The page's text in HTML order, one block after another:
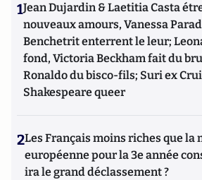
1Jean Dujardin & Laetitia Casta
nouveaux amours, Vanessa
Benchetrit enterrent le leur;
fond, Victoria Beckham fait du
Ronaldo du bisco-fils; Suri ex
Shakespeare queer
2Les Français moins riches que la
européenne pour la 3e année
ira le grand déclassement ?